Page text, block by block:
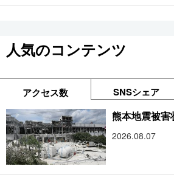
人気のコンテンツ
アクセス数 SNSシェア
熊本地震被害
2026.08.07